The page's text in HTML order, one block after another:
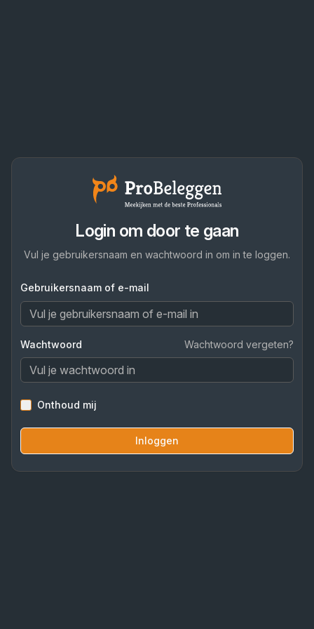
Login om door te gaan
Vul je gebruikersnaam en wachtwoord in om in te loggen.
Gebruikersnaam of e-mail
Wachtwoord Wachtwoord vergeten?
Onthoud mij
Inloggen